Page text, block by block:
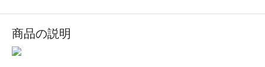
商品の説明